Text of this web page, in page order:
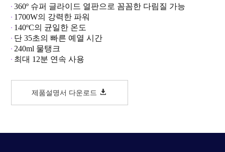
360º 슈퍼 글라이드 열판으로 꼼꼼한 다림질 가능
1700W의 강력한 파워
140ºC의 균일한 온도
단 35초의 빠른 예열 시간
240ml 물탱크
최대 12분 연속 사용
제품설명서 다운로드